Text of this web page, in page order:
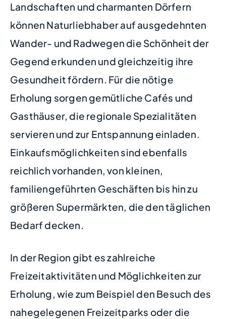
Landschaften und charmanten Dörfern
können Naturliebhaber auf ausgedehnten
Wander- und Radwegen die Schönheit der
Gegend erkunden und gleichzeitig ihre
Gesundheit fördern. Für die nötige
Erholung sorgen gemütliche Cafés und
Gasthäuser, die regionale Spezialitäten
servieren und zur Entspannung einladen.
Einkaufsmöglichkeiten sind ebenfalls
reichlich vorhanden, von kleinen,
familiengeführten Geschäften bis hin zu
größeren Supermärkten, die den täglichen
Bedarf decken.
In der Region gibt es zahlreiche
Freizeitaktivitäten und Möglichkeiten zur
Erholung, wie zum Beispiel den Besuch des
nahegelegenen Freizeitparks oder die